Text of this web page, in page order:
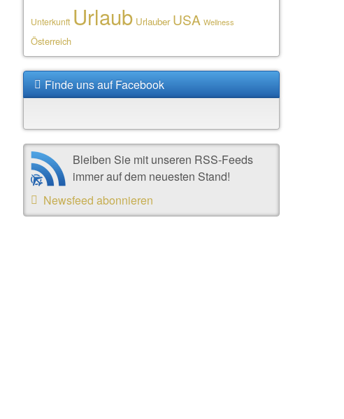
Unterkunft Urlaub Urlauber USA Wellness
Österreich
Finde uns auf Facebook
Bleiben Sie mit unseren RSS-Feeds
immer auf dem neuesten Stand!
Newsfeed abonnieren